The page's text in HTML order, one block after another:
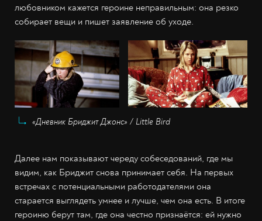
любовником кажется героине неправильным: она резко
собирает вещи и пишет заявление об уходе.
«Дневник Бриджит Джонс» / Little Bird
Далее нам показывают череду собеседований, где мы
видим, как Бриджит снова принимает себя. На первых
встречах с потенциальными работодателями она
старается выглядеть умнее и лучше, чем она есть. В итоге
героиню берут там, где она честно признаётся: ей нужно